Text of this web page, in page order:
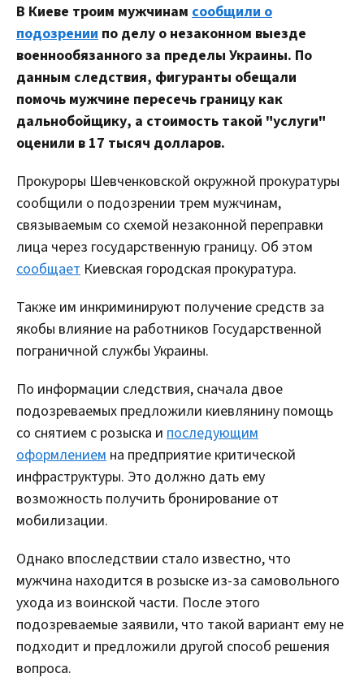
В Киеве троим мужчинам сообщили о
подозрении по делу о незаконном выезде
военнообязанного за пределы Украины. По
данным следствия, фигуранты обещали
помочь мужчине пересечь границу как
дальнобойщику, а стоимость такой "услуги"
оценили в 17 тысяч долларов.
Прокуроры Шевченковской окружной прокуратуры
сообщили о подозрении трем мужчинам,
связываемым со схемой незаконной переправки
лица через государственную границу. Об этом
сообщает Киевская городская прокуратура.
Также им инкриминируют получение средств за
якобы влияние на работников Государственной
пограничной службы Украины.
По информации следствия, сначала двое
подозреваемых предложили киевлянину помощь
со снятием с розыска и последующим
оформлением на предприятие критической
инфраструктуры. Это должно дать ему
возможность получить бронирование от
мобилизации.
Однако впоследствии стало известно, что
мужчина находится в розыске из-за самовольного
ухода из воинской части. После этого
подозреваемые заявили, что такой вариант ему не
подходит и предложили другой способ решения
вопроса.